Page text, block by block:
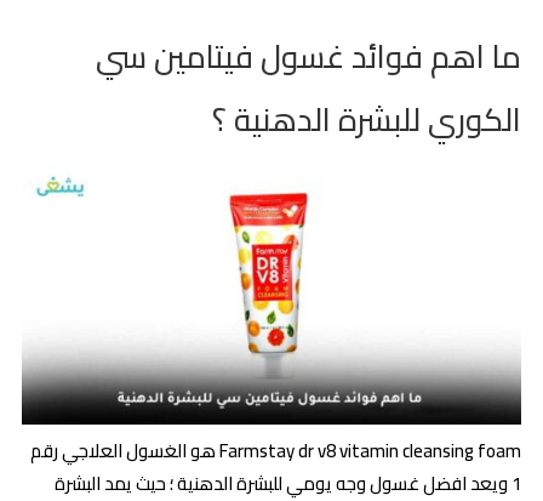
ما اهم فوائد غسول فيتامين سي
الكوري للبشرة الدهنية ؟
Farmstay dr v8 vitamin cleansing foam هو الغسول العلاجي رقم
1 ويعد افضل غسول وجه يومي للبشرة الدهنية ؛ حيث يمد البشرة